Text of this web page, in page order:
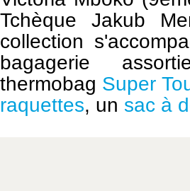
Tchèque Jakub
collection
bagagerie
thermobag Super
raquettes, un sac à